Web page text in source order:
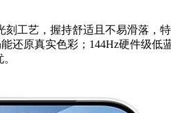
刻工艺，握持舒适且不易滑落
原真实色彩；144Hz硬件级低